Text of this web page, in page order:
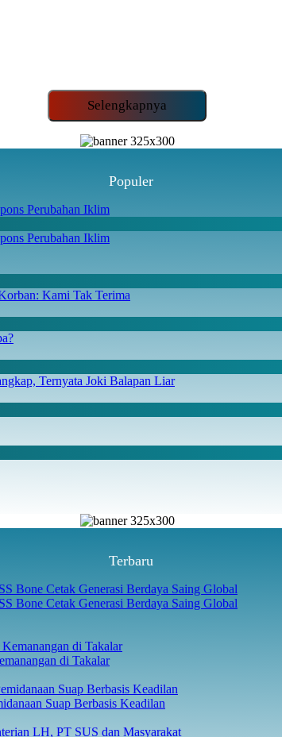
Selengkapnya
Populer
Perubahan Iklim
Kami Tak Terima
Ternyata Joki Balapan Liar
Terbaru
Bone Cetak Generasi Berdaya Saing Global
di Takalar
Suap Berbasis Keadilan